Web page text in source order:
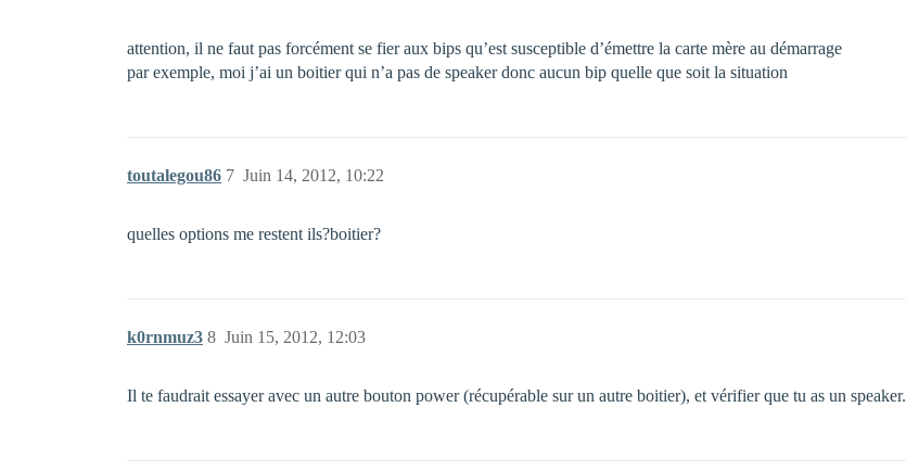
attention, il ne faut pas forcément se fier aux bips qu’est susceptible d’émettre la carte mère au démarrage
par exemple, moi j’ai un boitier qui n’a pas de speaker donc aucun bip quelle que soit la situation
toutalegou86 Juin 14, 2012, 10:22
7
quelles options me restent ils?boitier?
k0rnmuz3 Juin 15, 2012, 12:03
8
Il te faudrait essayer avec un autre bouton power (récupérable sur un autre boitier), et vérifier que tu as un speaker.